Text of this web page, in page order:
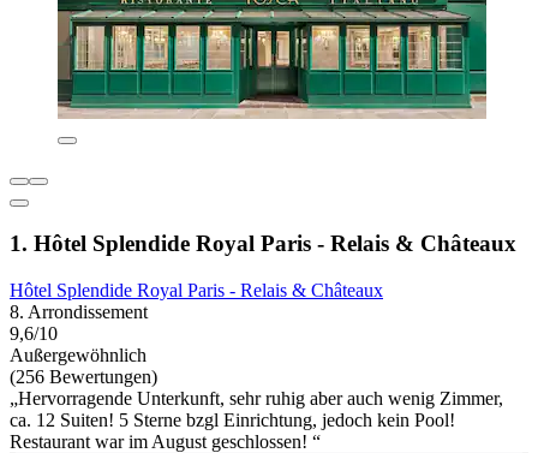
1. Hôtel Splendide Royal Paris - Relais & Châteaux
Hôtel Splendide Royal Paris - Relais & Châteaux
8. Arrondissement
9,6/10
Außergewöhnlich
(256 Bewertungen)
„Hervorragende Unterkunft, sehr ruhig aber auch wenig Zimmer,
ca. 12 Suiten! 5 Sterne bzgl Einrichtung, jedoch kein Pool!
Restaurant war im August geschlossen! “